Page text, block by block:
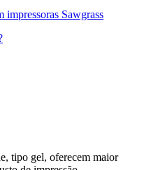
impressoras Sawgrass
tipo gel, oferecem maior